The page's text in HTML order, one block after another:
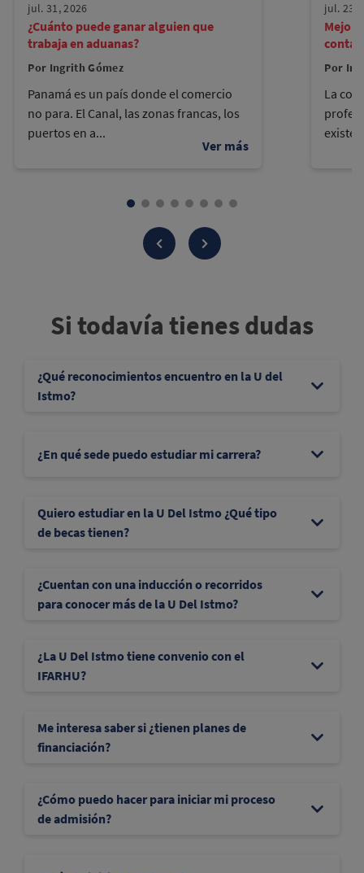
jul. 31, 2026
¿Cuánto puede ganar alguien que
trabaja en aduanas?
Por Ingrith Gómez
Panamá es un país donde el comercio
no para. El Canal, las zonas francas, los
puertos en a...
jul. 23,
Por
La
Si todavía tienes dudas
¿Qué reconocimientos encuentro en la U del
Istmo?
¿En qué sede puedo estudiar mi carrera?
Quiero estudiar en la U Del Istmo ¿Qué tipo
de becas tienen?
¿Cuentan con una inducción o recorridos
para conocer más de la U Del Istmo?
¿La U Del Istmo tiene convenio con el
IFARHU?
Me interesa saber si ¿tienen planes de
financiación?
¿Cómo puedo hacer para iniciar mi proceso
de admisión?